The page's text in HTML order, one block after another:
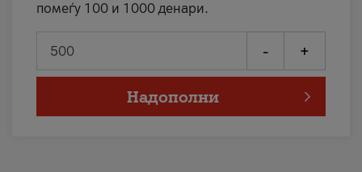
помеѓу 100 и 1000 денари.
- +
Надополни